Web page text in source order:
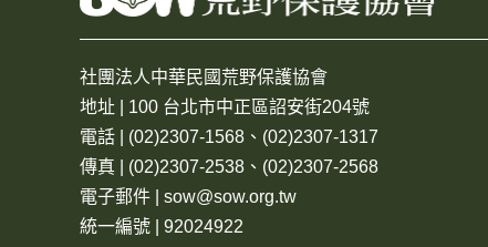
社團法人中華民國荒野保護協會
地址 | 100 台北市中正區詔安街204號
電話 | (02)2307-1568、(02)2307-1317
傳真 | (02)2307-2538、(02)2307-2568
電子郵件 | sow@sow.org.tw
統一編號 | 92024922